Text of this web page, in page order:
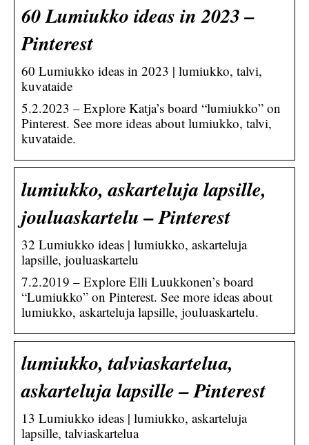
60 Lumiukko ideas in 2023 –
Pinterest
60 Lumiukko ideas in 2023 | lumiukko, talvi,
kuvataide
5.2.2023 – Explore Katja’s board “lumiukko” on
Pinterest. See more ideas about lumiukko, talvi,
kuvataide.
lumiukko, askarteluja lapsille,
jouluaskartelu – Pinterest
32 Lumiukko ideas | lumiukko, askarteluja
lapsille, jouluaskartelu
7.2.2019 – Explore Elli Luukkonen’s board
“Lumiukko” on Pinterest. See more ideas about
lumiukko, askarteluja lapsille, jouluaskartelu.
lumiukko, talviaskartelua,
askarteluja lapsille – Pinterest
13 Lumiukko ideas | lumiukko, askarteluja
lapsille, talviaskartelua